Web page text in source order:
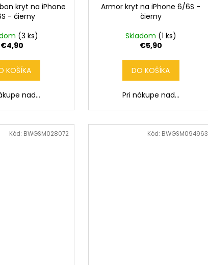
kryt na iPhone
- čierny
(3 ks)
€4,90
KOŠÍKA
nad...
Armor kryt na iPhone 6/6S -
čierny
Skladom (1 ks)
€5,90
DO KOŠÍKA
Pri nákupe nad...
Kód: BWGSM028072 Kód: BWGSM094963